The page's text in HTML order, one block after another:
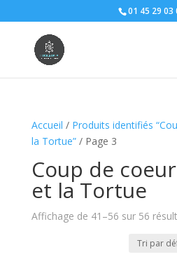
01 45 29 03
Accueil / Produits identifiés
la Tortue”/ Page 3
Coup de
et la Tortue
Affichage de 41–56 sur 56